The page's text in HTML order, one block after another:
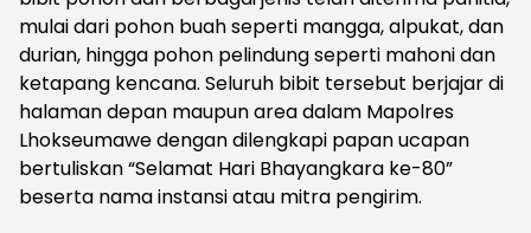
mulai dari pohon buah seperti mangga, alpukat, dan
durian, hingga pohon pelindung seperti mahoni dan
ketapang kencana. Seluruh bibit tersebut berjajar di
halaman depan maupun area dalam Mapolres
Lhokseumawe dengan dilengkapi papan ucapan
bertuliskan “Selamat Hari Bhayangkara ke-80”
beserta nama instansi atau mitra pengirim.